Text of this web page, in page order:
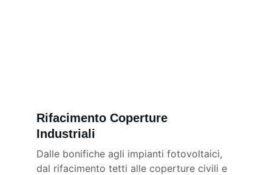
Rifacimento Coperture
Industriali
Dalle bonifiche agli impianti fotovoltaici,
dal rifacimento tetti alle coperture civili e